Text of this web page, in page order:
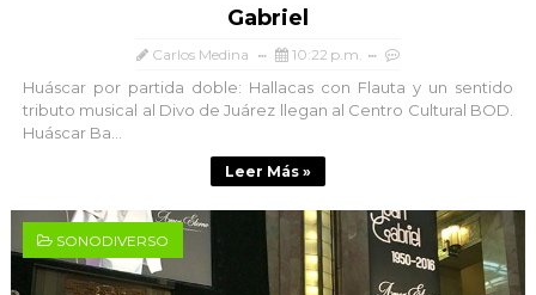
Gabriel
Carlos Medina 10:22 p.m.
Huáscar por partida doble: Hallacas con Flauta y un sentido
tributo musical al Divo de Juárez llegan al Centro Cultural BOD.
Huáscar Ba...
Leer Más »
SONODIVERSO